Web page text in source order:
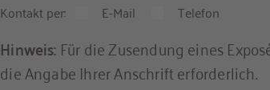
Kontakt per: E-Mail Telefon
Hinweis: Für die Zusendung eines
die Angabe Ihrer Anschrift erforderlich.